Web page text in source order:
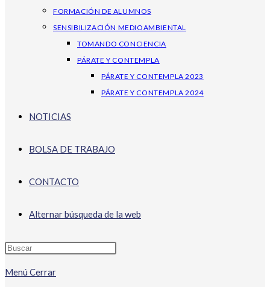
FORMACIÓN DE ALUMNOS
SENSIBILIZACIÓN MEDIOAMBIENTAL
TOMANDO CONCIENCIA
PÁRATE Y CONTEMPLA
PÁRATE Y CONTEMPLA 2023
PÁRATE Y CONTEMPLA 2024
NOTICIAS
BOLSA DE TRABAJO
CONTACTO
Alternar búsqueda de la web
Menú Cerrar